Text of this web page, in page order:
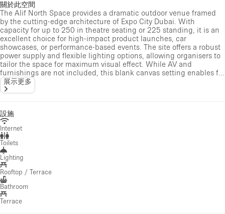
關於此空間
The Alif North Space provides a dramatic outdoor venue framed
by the cutting-edge architecture of Expo City Dubai. With
capacity for up to 250 in theatre seating or 225 standing, it is an
excellent choice for high-impact product launches, car
showcases, or performance-based events. The site offers a robust
power supply and flexible lighting options, allowing organisers to
tailor the space for maximum visual effect. While AV and
furnishings are not included, this blank canvas setting enables f...
展示更多
設施
Internet
Toilets
Lighting
Rooftop / Terrace
Bathroom
Terrace